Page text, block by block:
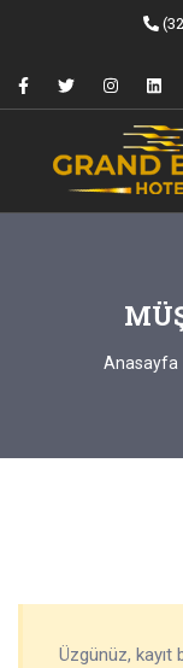
Anasayfa
Üzgünüz, kayıt